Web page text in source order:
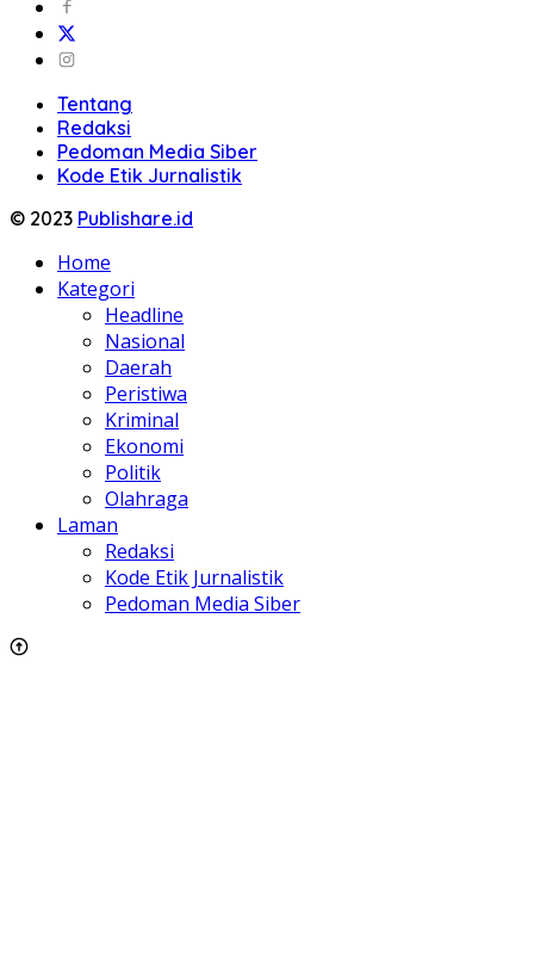
Tentang
Redaksi
Pedoman Media Siber
Kode Etik Jurnalistik
© 2023 Publishare.id
Home
Kategori
Headline
Nasional
Daerah
Peristiwa
Kriminal
Ekonomi
Politik
Olahraga
Laman
Redaksi
Kode Etik Jurnalistik
Pedoman Media Siber